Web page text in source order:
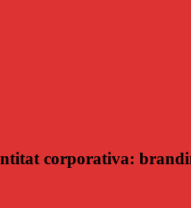
corporativa: